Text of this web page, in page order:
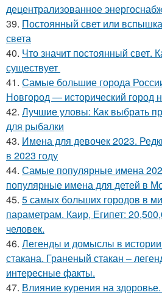
децентрализованное
39. Постоянный свет или
света
40. Что значит постоянный свет.
существует
41. Самые большие города
Новгород — исторический город
42. Лучшие уловы: Как выбрать
для рыбалки
43. Имена для девочек 2023.
в 2023 году
44. Самые популярные имена
популярные имена для детей в
45. 5 самых больших городов в
параметрам. Каир, Египет:
человек.
46. Легенды и домыслы в истории
стакана. Граненый стакан –
интересные факты.
47. Влияние курения на